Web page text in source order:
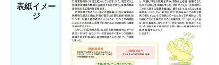
表紙イメー
ジ